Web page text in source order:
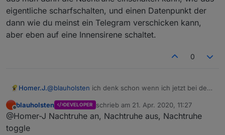
Grüße
eigentliche scharfschalten, und einen Datenpunkt der
dann wie du meinst ein Telegram verschicken kann,
aber eben auf eine Innensirene schaltet.
0
Homer.J.@blauholsten ich denk schon wenn ich jetzt bei der
benötige,
die Nachtruhe konnte aber nicht geschalten werden
Offline
blauholsten DEVELOPER schrieb am 21. Apr. 2020, 11:27
zuletzt editiert von
@Homer-J Nachtruhe an, Nachtruhe aus, Nachtruhe
toggle